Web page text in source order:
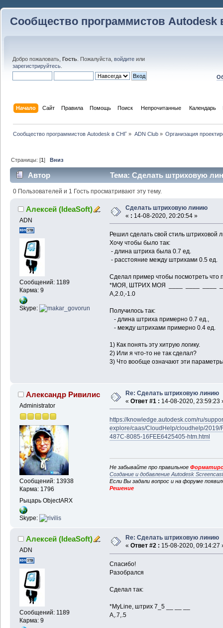
Сообщество программистов Autodesk
Добро пожаловать, Гость . Пожалуйста, войдите или
зарегистрируйтесь
Начало Сайт Правила Помощь Поиск Непрочитанные Календарь
Сообщество программистов Autodesk в СНГ » ADN Club» Организация
Страницы: [1]Вниз
Автор Тема: Сделать штриховую
0 Пользователей и 1 Гость просматривают эту тему.
Алексей (IdeaSoft)
ADN
Сообщений: 1189
Карма: 9
Skype:
Сделать штриховую линию
« : 14-08-2020, 20:20:54 »
Решил сделать свой стиль штриховой
Хочу чтобы было так:
- длина штриха была 0.7 ед.
- расстояние между штрихами 0.5 ед.
Сделал пример чтобы посмотреть что
*МОЯ, ШТРИХ МОЯ ____ ____ ____
A,2.0,-1.0
Получилось так:
- длина штриха примерно 0.7 ед.,
- между штрихами примерно 0.4 ед.
1) Как понять эту хитрую логику.
2) Или я что-то не так сделал?
3) Что вообще означают эти
Александр Ривилис
Administrator
Сообщений: 13938
Карма: 1796
Рыцарь ObjectARX
Skype:
Re: Сделать штриховую линию
« Ответ #1 : 14-08-2020, 23:59:23
https://knowledge.autodesk.com/ru/
explore/caas/CloudHelp/cloudhelp/2019/
487C-8085-16FEE6425405-htm.html
Не забывайте про правильное
Создание и добавление Autodesk
Если Вы задали вопрос и на форуме
Решение
Алексей (IdeaSoft)
ADN
Сообщений: 1189
Карма: 9
Re: Сделать штриховую линию
« Ответ #2 : 15-08-2020, 09:14:27
Спасибо!
Разобрался
Сделал так:
*MyLine, штрих 7_5 __ __ __
A,.7,.5